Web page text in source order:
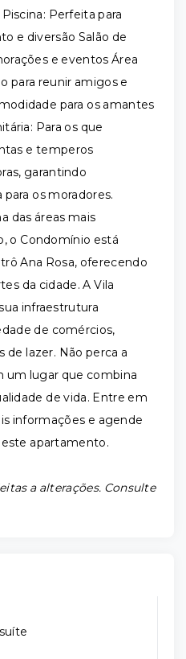
Perfeita para
e diversão Salão de
e eventos Área
para reunir amigos e
para os amantes
Para os que
e temperos
garantindo
os moradores.
das áreas mais
o Condomínio está
Ana Rosa, oferecendo
da cidade. A Vila
infraestrutura
de comércios,
de lazer. Não perca a
um lugar que combina
de vida. Entre em
informações e agende
apartamento.
a alterações. Consulte
suíte